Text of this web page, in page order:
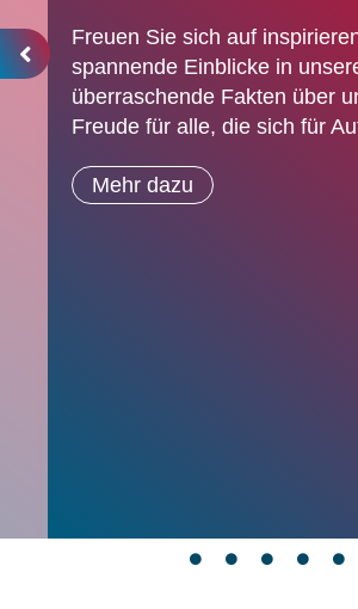
Freuen Sie sich auf
spannende Einblicke in
überraschende Fakten über
Freude für alle, die sich für
Mehr dazu